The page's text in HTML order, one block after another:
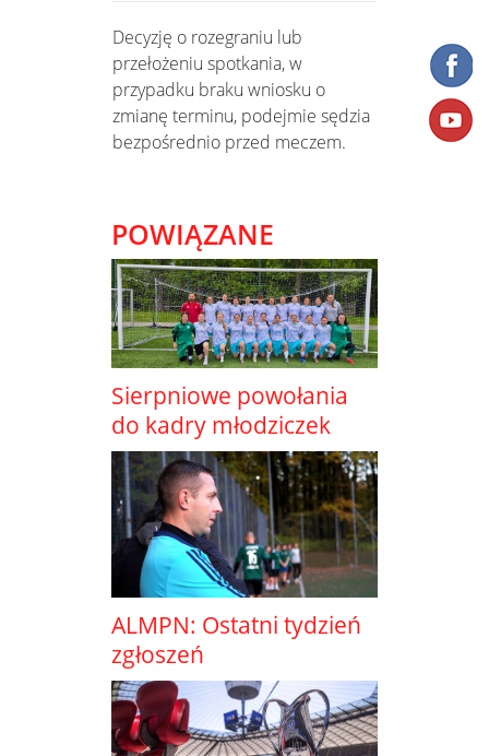
Decyzję o rozegraniu lub
przełożeniu spotkania, w
przypadku braku wniosku o
zmianę terminu, podejmie sędzia
bezpośrednio przed meczem.
POWIĄZANE
Sierpniowe powołania
do kadry młodziczek
ALMPN: Ostatni tydzień
zgłoszeń